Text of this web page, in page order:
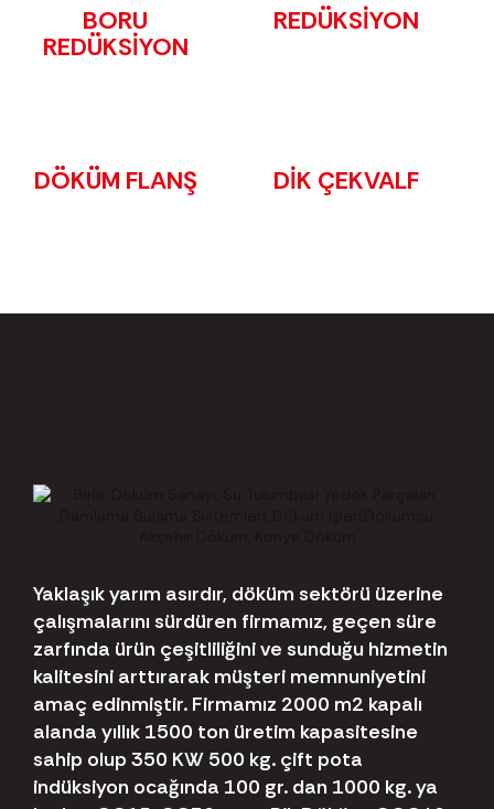
BORU
REDÜKSİYON
REDÜKSİYON
DÖKÜM FLANŞ DİK ÇEKVALF
Yaklaşık yarım asırdır, döküm sektörü üzerine
çalışmalarını sürdüren firmamız, geçen süre
zarfında ürün çeşitliliğini ve sunduğu hizmetin
kalitesini arttırarak müşteri memnuniyetini
amaç edinmiştir. Firmamız 2000 m2 kapalı
alanda yıllık 1500 ton üretim kapasitesine
sahip olup 350 KW 500 kg. çift pota
indüksiyon ocağında 100 gr. dan 1000 kg. ya